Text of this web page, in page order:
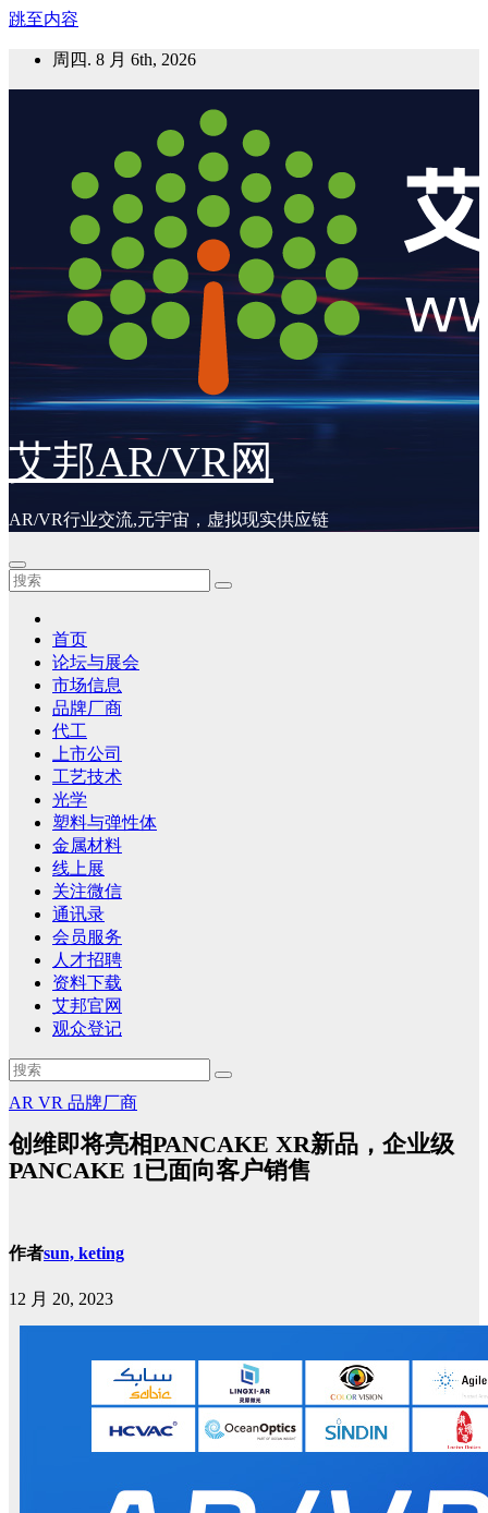
跳至内容
周四. 8 月 6th, 2026
艾邦AR/VR网
AR/VR行业交流,元宇宙，虚拟现实供应链
首页
论坛与展会
市场信息
品牌厂商
代工
上市公司
工艺技术
光学
塑料与弹性体
金属材料
线上展
关注微信
通讯录
会员服务
人才招聘
资料下载
艾邦官网
观众登记
AR VR 品牌厂商
创维即将亮相PANCAKE XR新品，企业级
PANCAKE 1已面向客户销售
作者sun, keting
12 月 20, 2023